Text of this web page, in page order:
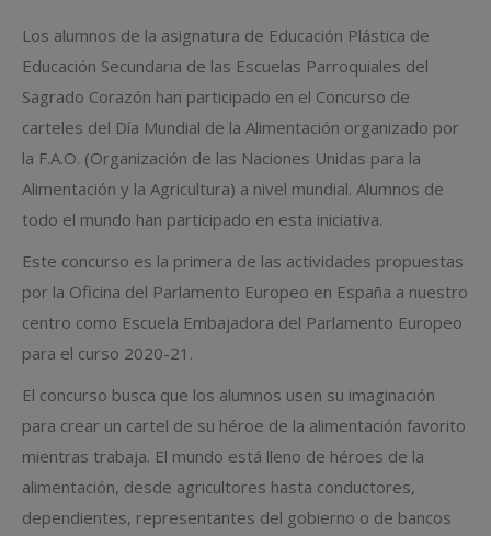
Los alumnos de la asignatura de Educación Plástica de
Educación Secundaria de las Escuelas Parroquiales del
Sagrado Corazón han participado en el Concurso de
carteles del Día Mundial de la Alimentación organizado por
la F.A.O. (Organización de las Naciones Unidas para la
Alimentación y la Agricultura) a nivel mundial. Alumnos de
todo el mundo han participado en esta iniciativa.
Este concurso es la primera de las actividades propuestas
por la Oficina del Parlamento Europeo en España a nuestro
centro como Escuela Embajadora del Parlamento Europeo
para el curso 2020-21.
El concurso busca que los alumnos usen su imaginación
para crear un cartel de su héroe de la alimentación favorito
mientras trabaja. El mundo está lleno de héroes de la
alimentación, desde agricultores hasta conductores,
dependientes, representantes del gobierno o de bancos